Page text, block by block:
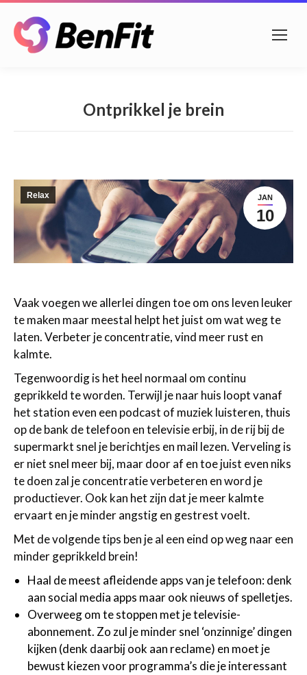
Ontprikkel je brein
JAN
10
Relax
Vaak voegen we allerlei dingen toe om ons leven leuker
te maken maar meestal helpt het juist om wat weg te
laten. Verbeter je concentratie, vind meer rust en
kalmte.
Tegenwoordig is het heel normaal om continu
geprikkeld te worden. Terwijl je naar huis loopt vanaf
het station even een podcast of muziek luisteren, thuis
op de bank de telefoon en televisie erbij, in de rij bij de
supermarkt snel je berichtjes en mail lezen. Verveling is
er niet snel meer bij, maar door af en toe juist even niks
te doen zal je concentratie verbeteren en word je
productiever. Ook kan het zijn dat je meer kalmte
ervaart en je minder angstig en gestrest voelt.
Met de volgende tips ben je al een eind op weg naar een
minder geprikkeld brein!
Haal de meest afleidende apps van je telefoon: denk
aan social media apps maar ook nieuws of spelletjes.
Overweeg om te stoppen met je televisie-
abonnement. Zo zul je minder snel ‘onzinnige’ dingen
kijken (denk daarbij ook aan reclame) en moet je
bewust kiezen voor programma’s die je interessant